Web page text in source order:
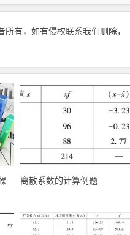
有，如有侵权联系我们删除，
离散系数的计算例题